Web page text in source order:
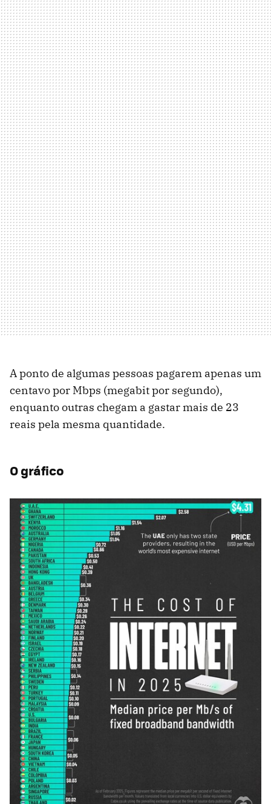
A ponto de algumas pessoas pagarem apenas um
centavo por Mbps (megabit por segundo),
enquanto outras chegam a gastar mais de 23
reais pela mesma quantidade.
O gráfico